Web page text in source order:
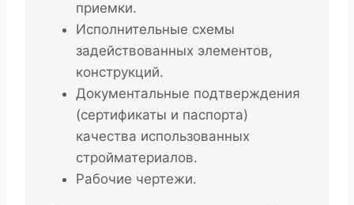
приемки.
Исполнительные схемы
задействованных элементов,
конструкций.
Документальные подтверждения
(сертификаты и паспорта)
качества использованных
стройматериалов.
Рабочие чертежи.